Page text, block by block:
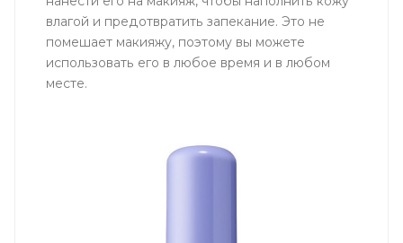
влагой и предотвратить запекание. Это не
помешает макияжу, поэтому вы можете
использовать его в любое время и в любом
месте.